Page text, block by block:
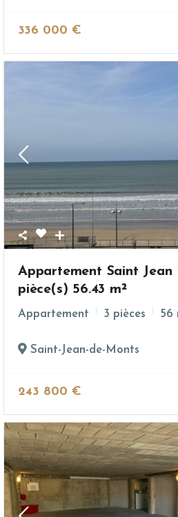
336 000 €
Appartement Saint Jean
pièce(s) 56.43 m²
Appartement 3 pièces 56
Saint-Jean-de-Monts
243 800 €